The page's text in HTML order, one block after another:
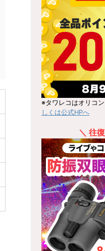
※タワレコはオリコ
しくは公式HPへ
＼ 往